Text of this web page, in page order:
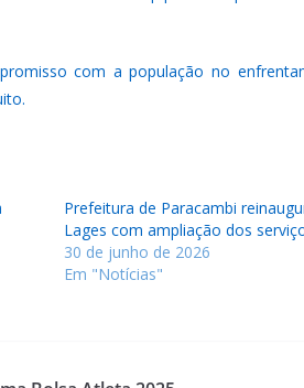
com a população no
Prefeitura de Paracambi
Lages com ampliação dos
30 de junho de 2026
Em "Notícias"